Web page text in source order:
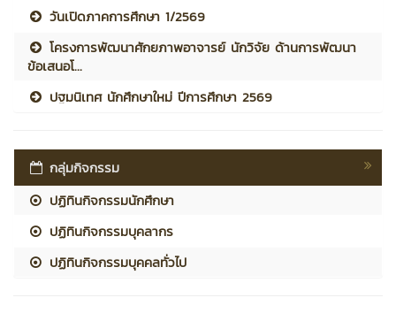
วันเปิดภาคการศึกษา 1/2569
โครงการพัฒนาศักยภาพอาจารย์ นักวิจัย ด้านการพัฒนา
ข้อเสนอโ...
ปฐมนิเทศ นักศึกษาใหม่ ปีการศึกษา 2569
กลุ่มกิจกรรม
ปฏิทินกิจกรรมนักศึกษา
ปฏิทินกิจกรรมบุคลากร
ปฏิทินกิจกรรมบุคคลทั่วไป